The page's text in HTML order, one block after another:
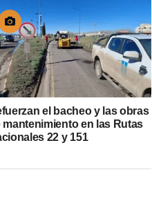
el bacheo y las obras
mantenimiento en las Rutas
22 y 151